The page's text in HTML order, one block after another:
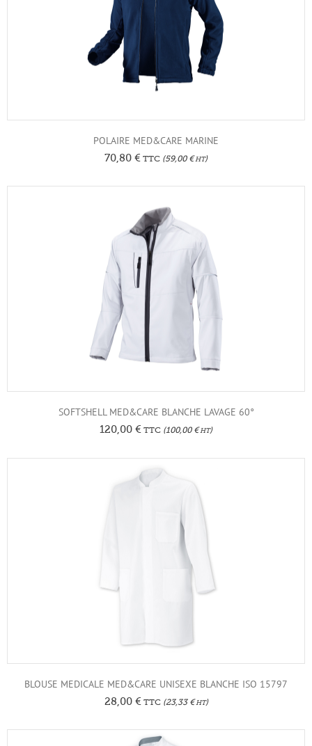
POLAIRE MED&CARE MARINE
70,80 € TTC (59,00 €HT)
SOFTSHELL MED&CARE BLANCHE LAVAGE 60°
120,00 € TTC (100,00 €HT)
BLOUSE MEDICALE MED&CARE UNISEXE BLANCHE ISO 15797
28,00 €TTC(23,33 €HT)